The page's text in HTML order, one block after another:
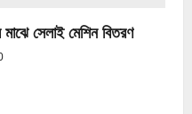
সেলাই মেশিন বিতরণ